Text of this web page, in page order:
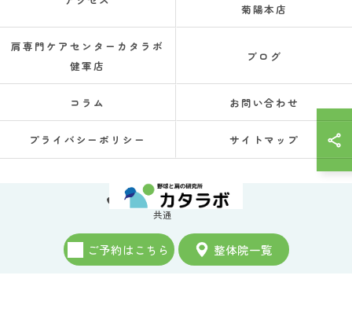
080-7847-5073
共通
ご予約はこちら 整体院一覧
菊陽本店
肩専門ケアセンターカタラボ
健軍店
ブログ
コラム お問い合わせ
プライバシーポリシー サイトマップ
© 2026 熊本県菊陽町の整体なら肩専門ケアセンター カタラボ ALL RIGHTS
RESERVED.